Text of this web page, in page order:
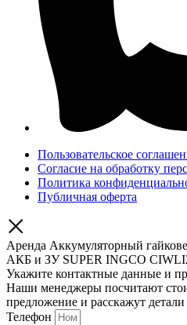
Пользовательское
Согласие на обработку
Политика
Публичная оферта
Аренда Аккумуляторный
АКБ и ЗУ SUPER INGCO
Укажите контактные данные и
Наши менеджеры посчитают
предложение и расскажут детали
Телефон